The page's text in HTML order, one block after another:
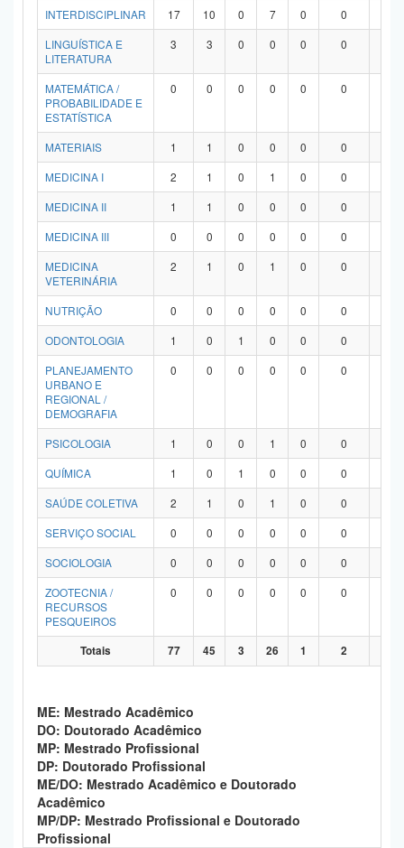
INTERDISCIPLINAR
17 10 0 7 0 0
LINGUÍSTICA E
LITERATURA
3 3 0 0 0 0
MATEMÁTICA /
PROBABILIDADE E
ESTATÍSTICA
0 0 0 0 0 0
MATERIAIS 1 1 0 0 0 0
MEDICINA I
2 1 0 1 0 0
MEDICINA II
1 1 0 0 0 0
MEDICINA III
0 0 0 0 0 0
MEDICINA
VETERINÁRIA
2 1 0 1 0 0
NUTRIÇÃO 0 0 0 0 0 0
ODONTOLOGIA
1 0 1 0 0 0
PLANEJAMENTO
URBANO E
REGIONAL /
DEMOGRAFIA
0 0 0 0 0 0
PSICOLOGIA 1 0 0 1 0 0
QUÍMICA
1 0 1 0 0 0
SAÚDE COLETIVA
2 1 0 1 0 0
SERVIÇO SOCIAL
0 0 0 0 0 0
SOCIOLOGIA
0 0 0 0 0 0
ZOOTECNIA /
RECURSOS
PESQUEIROS
0 0 0 0 0 0
Totais 77 45 3 26 1 2
ME: Mestrado Acadêmico
DO: Doutorado Acadêmico
MP: Mestrado Profissional
DP: Doutorado Profissional
ME/DO: Mestrado Acadêmico e Doutorado
Acadêmico
MP/DP: Mestrado Profissional e Doutorado
Profissional